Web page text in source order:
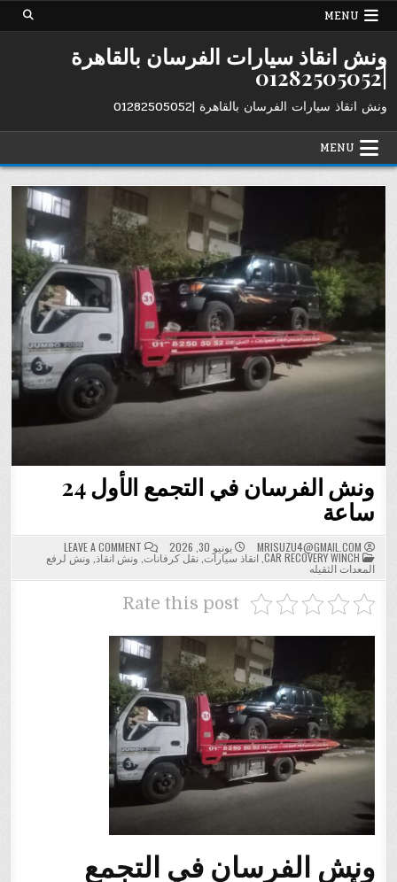
Skip
MENU
ونش انقاذ سيارات الفرسان بالقاهرة
|01282505052
ونش انقاذ سيارات الفرسان بالقاهرة |01282505052
MENU
ونش الفرسان في التجمع الأول 24
ساعة
MRISUZU4@GMAIL.COM يونيو 30, 2026 LEAVE A COMMENT
ON
ونش
الفرسان
في
POSTED
IN
CAR RECOVERY WINCH
,انقاذ سيارات ,نقل كرفانات ونش انقاذ ونش لرفع
المعدات الثقيله
Rate this post
ونش الفرسان في التجمع